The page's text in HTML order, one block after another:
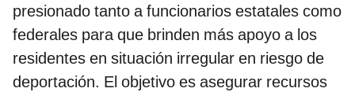
presionado tanto a funcionarios estatales como
federales para que brinden más apoyo a los
residentes en situación irregular en riesgo de
deportación. El objetivo es asegurar recursos